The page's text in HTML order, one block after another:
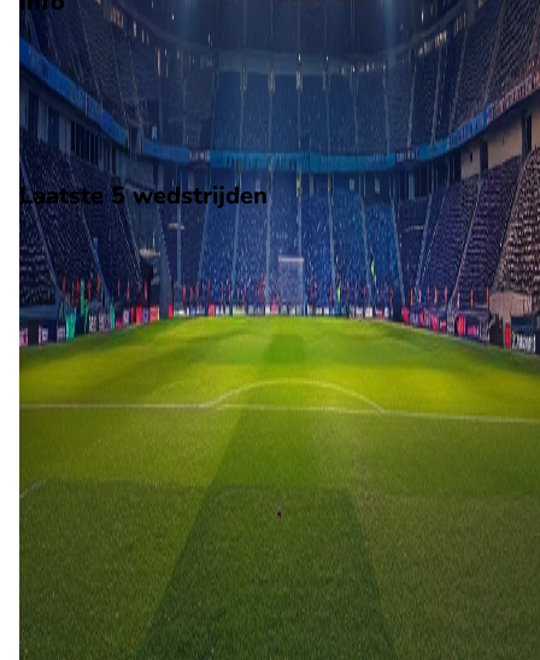
Op 12 december 2026 gaat Lorient de strijd aan met Lille. De
wedstrijd wordt afgetrapt om 16:00 en wordt gespeeld in de
Ligue 1.
Stadion: Stade du Moustoir
Scheidsrechter: Onbekend
Laatste 5 wedstrijden
H2H
Lorient
Lille
8 mrt2026
Lille
11
Lorient
1
14 jan
2024
Lille